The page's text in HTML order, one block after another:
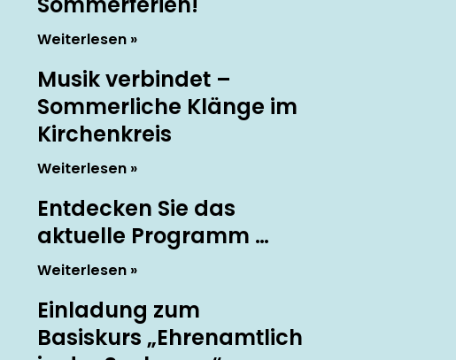
Weiterlesen
Musik verbindet –
Sommerliche Klänge im
Kirchenkreis
Weiterlesen
Entdecken Sie das
aktuelle Programm …
Weiterlesen
Einladung zum
Basiskurs „Ehrenamtlich